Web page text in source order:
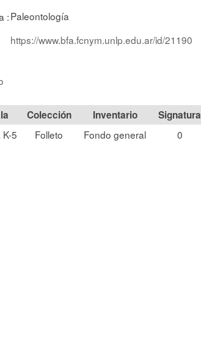
:Paleontología
https://www.bfa.fcnym.unlp.edu.ar/id/21190
Colección Signatura
5 Folleto Fondo general 0